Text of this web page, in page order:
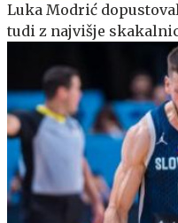
Luka Modrić
tudi z najvišje